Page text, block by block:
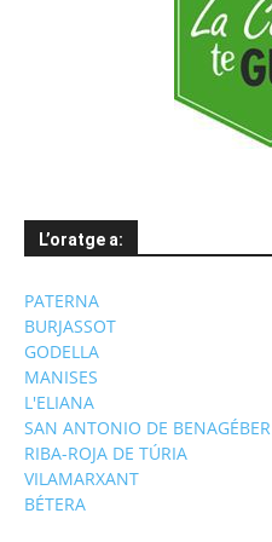
L’oratge a:
PATERNA
BURJASSOT
GODELLA
MANISES
L'ELIANA
SAN ANTONIO DE BENAGÉBER
RIBA-ROJA DE TÚRIA
VILAMARXANT
BÉTERA